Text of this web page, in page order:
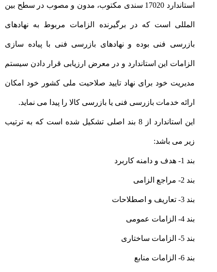
استاندارد 17020 سندی مکتوب، مدون و مصوب در سطح بین
المللی است که در برگیرنده الزامات مربوط به نهادهای
بازرسی فنی بوده و نهادهای بازرسی فنی با پیاده سازی
الزامات این استاندارد و در معرض ارزیابی قرار دادن سیستم
مدیریت خود برای نهاد تایید صلاحیت ملی کشور خود امکان
ارائه خدمات بازرسی فنی یا بازرسی کالا را پیدا می نماید.
این استاندارد از 8 بند اصلی تشکیل شده است که به ترتیب
زیر می باشد:
بند 1- هدف و دامنه کاربرد
بند 2- مراجع الزامی
بند 3- تعاریف و اصطلاحات
بند 4- الزامات عمومی
بند 5- الزامات ساختاری
بند 6- الزامات منابع